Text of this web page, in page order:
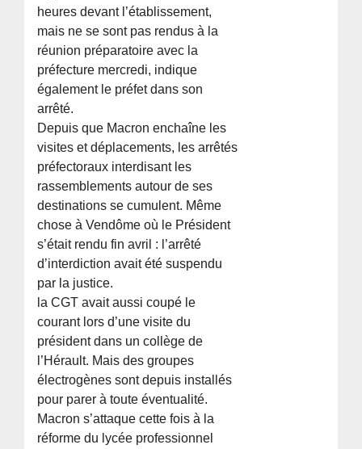
heures devant l’établissement,
mais ne se sont pas rendus à la
réunion préparatoire avec la
préfecture mercredi, indique
également le préfet dans son
arrêté.
Depuis que Macron enchaîne les
visites et déplacements, les arrêtés
préfectoraux interdisant les
rassemblements autour de ses
destinations se cumulent. Même
chose à Vendôme où le Président
s’était rendu fin avril : l’arrêté
d’interdiction avait été suspendu
par la justice.
la CGT avait aussi coupé le
courant lors d’une visite du
président dans un collège de
l’Hérault. Mais des groupes
électrogènes sont depuis installés
pour parer à toute éventualité.
Macron s’attaque cette fois à la
réforme du lycée professionnel